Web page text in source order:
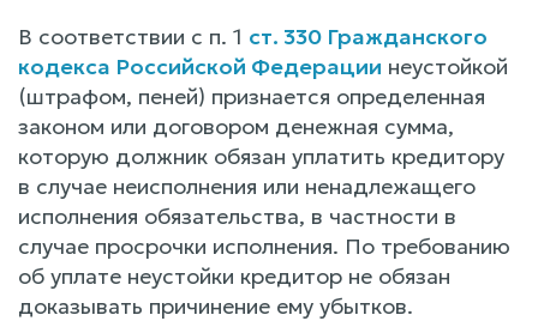
В соответствии с п. 1 ст. 330 Гражданского
кодекса Российской Федерации неустойкой
(штрафом, пеней) признается определенная
законом или договором денежная сумма,
которую должник обязан уплатить кредитору
в случае неисполнения или ненадлежащего
исполнения обязательства, в частности в
случае просрочки исполнения. По требованию
об уплате неустойки кредитор не обязан
доказывать причинение ему убытков.